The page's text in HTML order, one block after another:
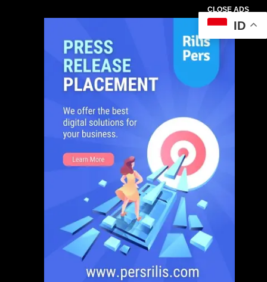
CLOSE ADS
ID